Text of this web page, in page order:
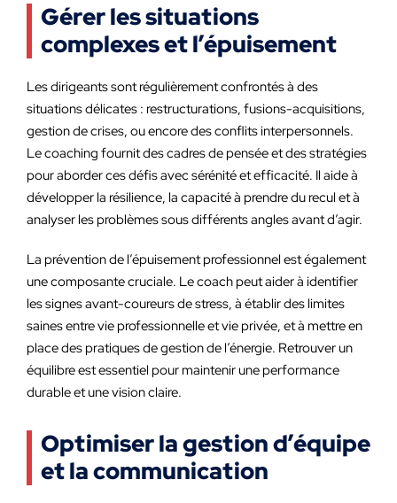
Gérer les situations
complexes et l’épuisement
Les dirigeants sont régulièrement confrontés à des
situations délicates : restructurations, fusions-acquisitions,
gestion de crises, ou encore des conflits interpersonnels.
Le coaching fournit des cadres de pensée et des stratégies
pour aborder ces défis avec sérénité et efficacité. Il aide à
développer la résilience, la capacité à prendre du recul et à
analyser les problèmes sous différents angles avant d’agir.
La prévention de l’épuisement professionnel est également
une composante cruciale. Le coach peut aider à identifier
les signes avant-coureurs de stress, à établir des limites
saines entre vie professionnelle et vie privée, et à mettre en
place des pratiques de gestion de l’énergie. Retrouver un
équilibre est essentiel pour maintenir une performance
durable et une vision claire.
Optimiser la gestion d’équipe
et la communication